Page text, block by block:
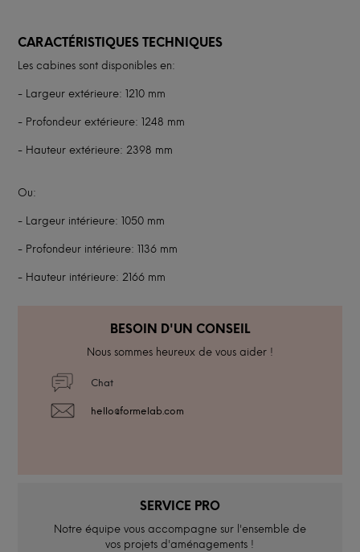
CARACTÉRISTIQUES TECHNIQUES
Les cabines sont disponibles en:
- Largeur extérieure: 1210 mm
- Profondeur extérieure: 1248 mm
- Hauteur extérieure: 2398 mm
Ou:
- Largeur intérieure: 1050 mm
- Profondeur intérieure: 1136 mm
- Hauteur intérieure: 2166 mm
BESOIN D'UN CONSEIL
Nous sommes heureux de vous aider !
Chat
hello@formelab.com
SERVICE PRO
Notre équipe vous accompagne sur l'ensemble de
vos projets d'aménagements !